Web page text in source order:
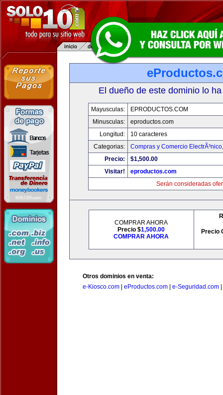
El dueño de este dominio lo
Mayusculas:
EPRODUCTOS.COM
Minusculas:
eproductos.com
Longitud:
10 caracteres
Categorias:
Compras y Comercio ElectrÃ³nico
Precio:
$1,500.00
Visitar!
eproductos.com
Serán consideradas
COMPRAR AHORA
Precio $1,500.00
COMPRAR AHORA
Precio
Otros dominios en venta:
e-Kiosco.com
eProductos.com e-Seguridad.com